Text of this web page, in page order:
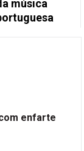
música
enfarte